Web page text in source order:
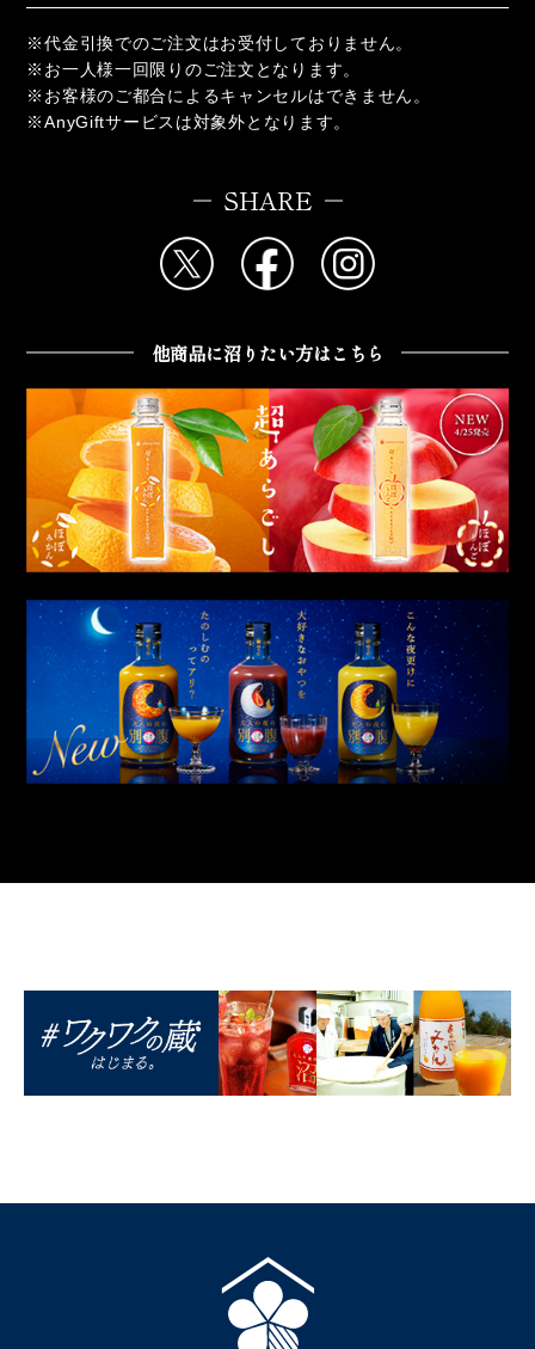
※代金引換でのご注文はお受付しておりません。
※お一人様一回限りのご注文となります。
※お客様のご都合によるキャンセルはできません。
※AnyGiftサービスは対象外となります。
SHARE
他商品に沼りたい方はこちら